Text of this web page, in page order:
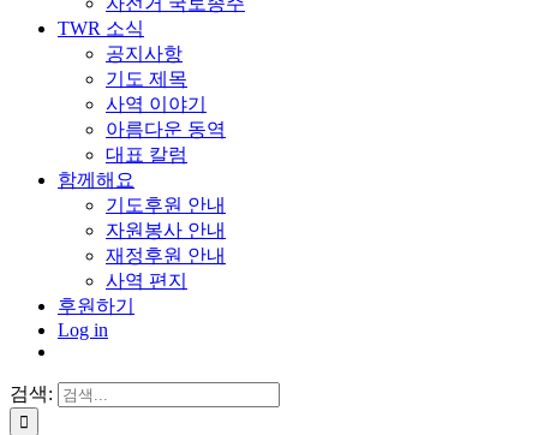
TWR 소식
공지사항
기도 제목
사역 이야기
아름다운 동역
대표 칼럼
함께해요
기도후원 안내
자원봉사 안내
재정후원 안내
사역 편지
후원하기
Log in
검색: